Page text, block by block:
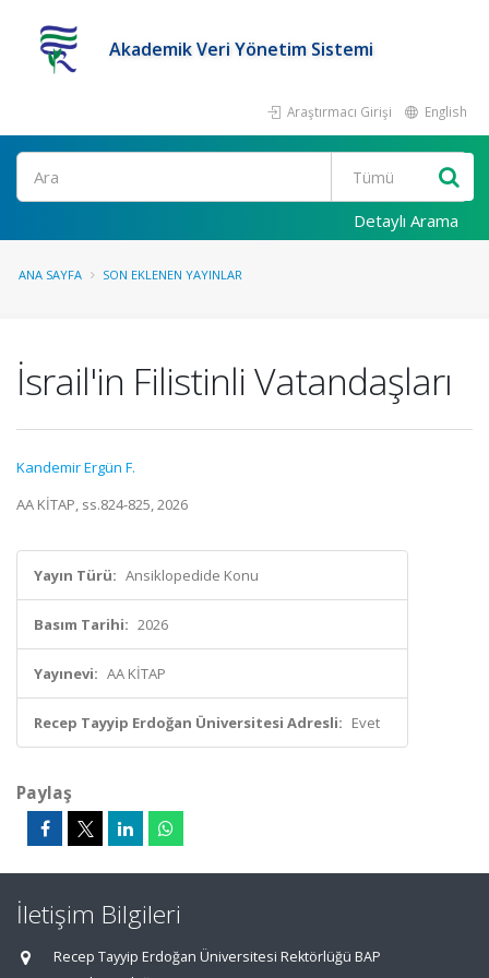
Akademik Veri Yönetim Sistemi
Araştırmacı Girişi English
Ara
Detaylı Arama
ANA SAYFA SON EKLENEN YAYINLAR
İsrail'in Filistinli Vatandaşları
Kandemir Ergün F.
AA KİTAP, ss.824-825, 2026
Yayın Türü: Ansiklopedide Konu
Basım Tarihi: 2026
Yayınevi: AA KİTAP
Recep Tayyip Erdoğan Üniversitesi Adresli: Evet
Paylaş
İletişim Bilgileri
Recep Tayyip Erdoğan Üniversitesi Rektörlüğü BAP